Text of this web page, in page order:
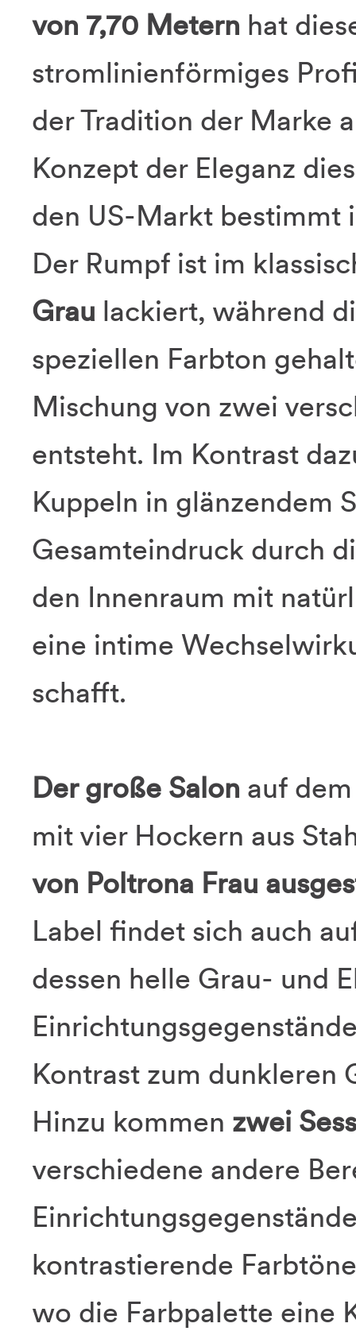
von 7,70 Metern hat
stromlinienförmiges
der Tradition der Marke
Konzept der Eleganz
den US-Markt bestimmt
Der Rumpf ist im
Grau lackiert, während
speziellen Farbton
Mischung von zwei
entsteht. Im Kontrast
Kuppeln in glänzendem
Gesamteindruck durch
den Innenraum mit
eine intime
schafft.
Der große Salon auf
mit vier Hockern aus
von Poltrona Frau
Label findet sich auch
dessen helle Grau- und
Kontrast zum dunkleren
Hinzu kommen zwei
verschiedene andere
kontrastierende
wo die Farbpalette eine